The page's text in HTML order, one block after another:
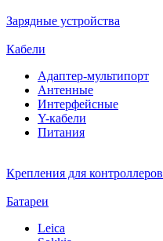
Зарядные устройства
Кабели
Адаптер-мультипорт
Антенные
Интерфейсные
Y-кабели
Питания
Крепления для контроллеров
Батареи
Leica